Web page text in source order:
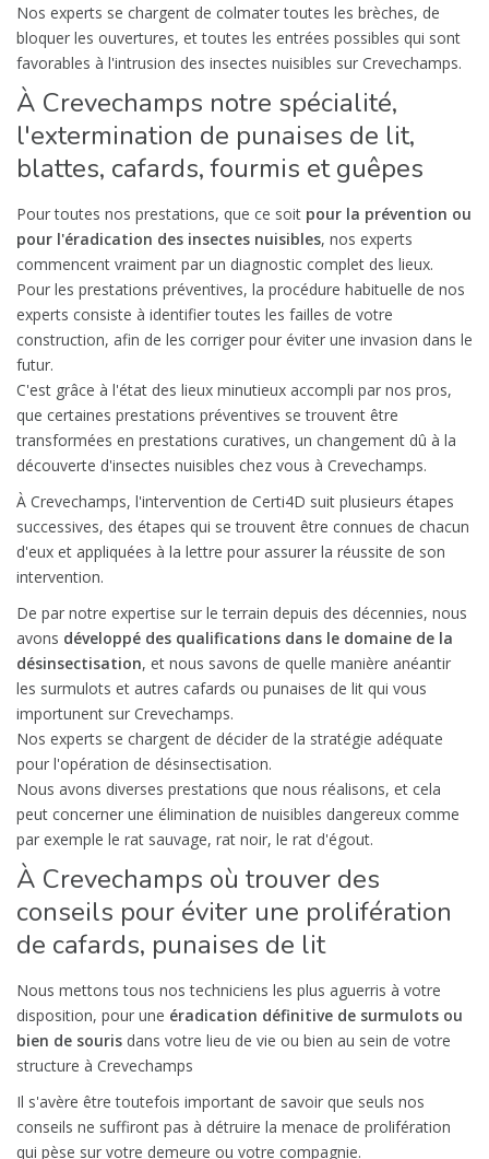
Nos experts se chargent de colmater toutes les brèches, de
bloquer les ouvertures, et toutes les entrées possibles qui sont
favorables à l'intrusion des insectes nuisibles sur Crevechamps.
À Crevechamps notre spécialité,
l'extermination de punaises de lit,
blattes, cafards, fourmis et guêpes
Pour toutes nos prestations, que ce soit pour la prévention ou
pour l'éradication des insectes nuisibles, nos experts
commencent vraiment par un diagnostic complet des lieux.
Pour les prestations préventives, la procédure habituelle de nos
experts consiste à identifier toutes les failles de votre
construction, afin de les corriger pour éviter une invasion dans le
futur.
C'est grâce à l'état des lieux minutieux accompli par nos pros,
que certaines prestations préventives se trouvent être
transformées en prestations curatives, un changement dû à la
découverte d'insectes nuisibles chez vous à Crevechamps.
À Crevechamps, l'intervention de Certi4D suit plusieurs étapes
successives, des étapes qui se trouvent être connues de chacun
d'eux et appliquées à la lettre pour assurer la réussite de son
intervention.
De par notre expertise sur le terrain depuis des décennies, nous
avons développé des qualifications dans le domaine de la
désinsectisation, et nous savons de quelle manière anéantir
les surmulots et autres cafards ou punaises de lit qui vous
importunent sur Crevechamps.
Nos experts se chargent de décider de la stratégie adéquate
pour l'opération de désinsectisation.
Nous avons diverses prestations que nous réalisons, et cela
peut concerner une élimination de nuisibles dangereux comme
par exemple le rat sauvage, rat noir, le rat d'égout.
À Crevechamps où trouver des
conseils pour éviter une prolifération
de cafards, punaises de lit
Nous mettons tous nos techniciens les plus aguerris à votre
disposition, pour une éradication définitive de surmulots ou
bien de souris dans votre lieu de vie ou bien au sein de votre
structure à Crevechamps
Il s'avère être toutefois important de savoir que seuls nos
conseils ne suffiront pas à détruire la menace de prolifération
qui pèse sur votre demeure ou votre compagnie.